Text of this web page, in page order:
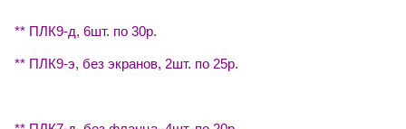
** ПЛК9-д, 6шт. по 30р.
** ПЛК9-э, без экранов, 2шт. по 25р.